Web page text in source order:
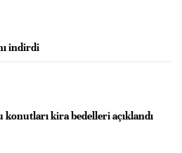
indirdi
konutları kira bedelleri açıklandı